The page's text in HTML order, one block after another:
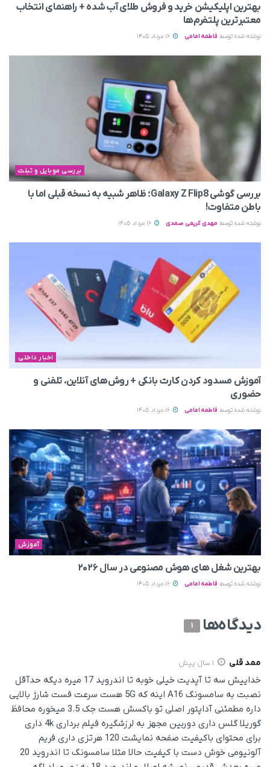
بهترین اپلیکیشن خرید و فروش طلای آب شده + راهنمای انتخاب
معتبرترین پلتفرم‌ها
نوشته شده توسط فاطمه امامی
بررسی موبایل و تبلت
بررسی گوشی Galaxy Z Flip8؛ ظاهر شبیه به نسخه قبلی اما با
باطن متفاوت!
نوشته شده توسط مهدی کریمی صمدی
اخبار داخلی
آموزش مسدود کردن کارت بانکی + روش‌های آنلاین، تلفنی و
حضوری
نوشته شده توسط فاطمه امامی
آموزش
بهترین شغل های هوش مصنوعی در سال ۲۰۲۶
نوشته شده توسط فاطمه امامی
دیدگاه‌ها 1
ممد قلی 1 سال پیش
خداییش سه تا آپدیت خیلی خوبه تا اندروید 17 میره دیگه حدآقل
نصبت به سامسونگ A16 اینه که 5G هست سرعت فست شارژ بالایی
داره مطمئنی آداپتور اصلی تو باکسش هست جک 3.5 میخوره محافظ
گوریلا گلس داری دوربین مجهز به لرزشگیره فیلم برداری 4k داری
برای محتوای باکیفیت صفحه نمایشت 120 هرتزی داری فریم
آلونیومی خوش دست با کیفیت حالا مثلا سامسونگ تا اندروید 20